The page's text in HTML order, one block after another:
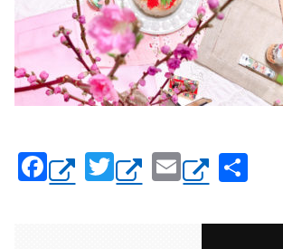
F
a
T
wi
E
m
ail